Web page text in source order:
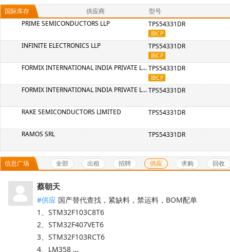
国际库存 供应商
型号
PRIME SEMICONDUCTORS LLP
TPS54331DR
INFINITE ELECTRONICS LLP TPS54331DR
FORMIX INTERNATIONAL INDIA PRIVATE LIMITEDTPS54331DR
FORMIX INTERNATIONAL INDIA PRIVATE LIMITEDTPS54331DR
RAKE SEMICONDUCTORS LIMITED TPS54331DR
RAMOS SRL TPS54331DR
信息广场 全部 出租 招聘 供应 求购 回收
蔡朝天
#供应 国产替代查找，紧缺料，禁运料，BOM配单
1、STM32F103C8T6
2、STM32F407VET6
3、STM32F103RCT6
4、LM358